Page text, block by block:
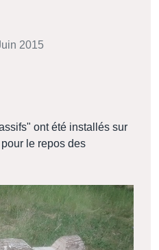
2015
ont été installés sur
le repos des